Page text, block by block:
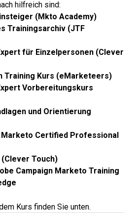
hilfreich sind:
(Mkto Academy)
Trainingsarchiv (JTF
für Einzelpersonen (Clever
Training Kurs (eMarketeers)
Vorbereitungskurs
und Orientierung
Certified Professional
Touch)
Campaign Marketo Training
Kurs finden Sie unten.